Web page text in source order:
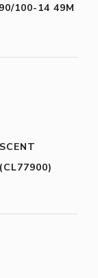
100-14 49M